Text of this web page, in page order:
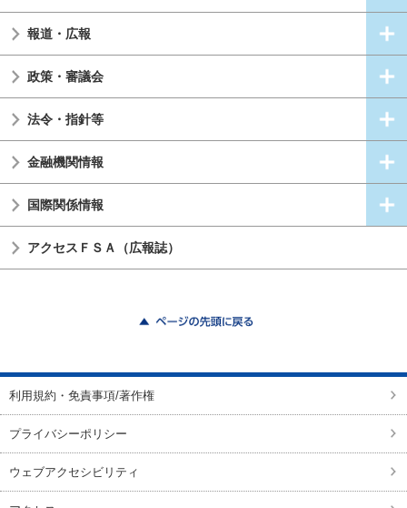
報道・広報
政策・審議会
法令・指針等
金融機関情報
国際関係情報
アクセスＦＳＡ（広報誌）
利用規約・免責事項/著作権
プライバシーポリシー
ウェブアクセシビリティ